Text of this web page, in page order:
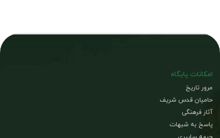
امکانات پایگاه
مرور تاریخ
حامیان قدس شریف
آثار فرهنگی
پاسخ به شبهات